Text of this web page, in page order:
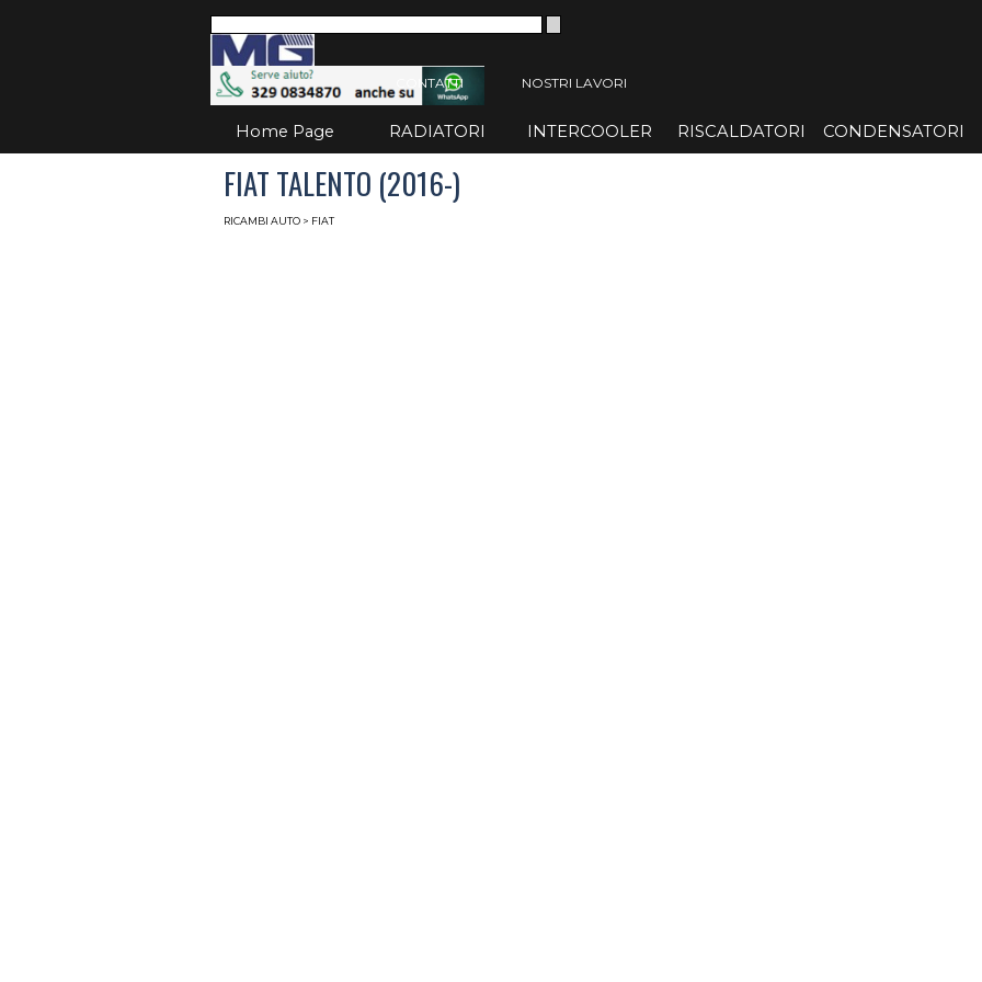
Salta menù
CONTATTI NOSTRI LAVORI
Home Page RADIATORI ▼
INTERCOOLER ▼
RISCALDATORI ▼
CONDENSATORI
FIAT TALENTO (2016-)
RICAMBI AUTO > FIAT